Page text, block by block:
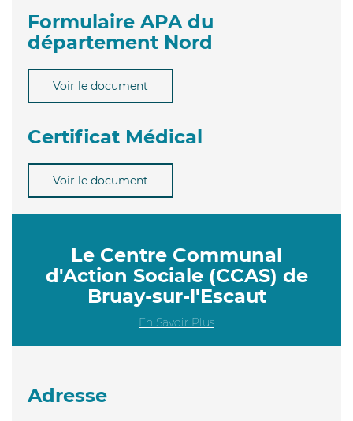
Formulaire APA du
département Nord
Voir le document
Certificat Médical
Voir le document
Le Centre Communal
d'Action Sociale (CCAS) de
Bruay-sur-l'Escaut
En Savoir Plus
Adresse